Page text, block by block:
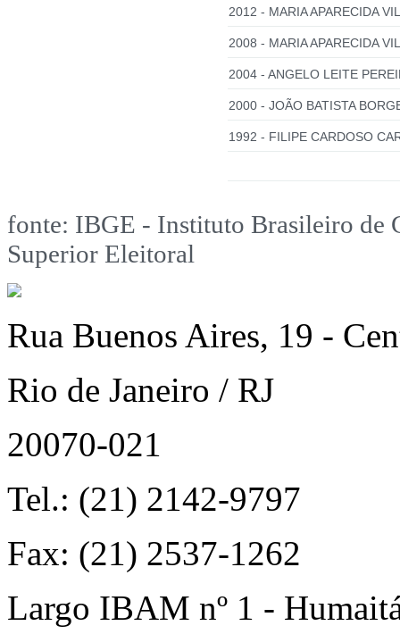
2012 - MARIA APARECIDA
2008 - MARIA APARECIDA
2004 - ANGELO LEITE
2000 - JOÃO BATISTA
1992 - FILIPE CARDOSO
fonte: IBGE - Instituto Brasileiro de
Superior Eleitoral
Rua Buenos Aires, 19 -
Rio de Janeiro / RJ
20070-021
Tel.: (21) 2142-9797
Fax: (21) 2537-1262
Largo IBAM nº 1 -